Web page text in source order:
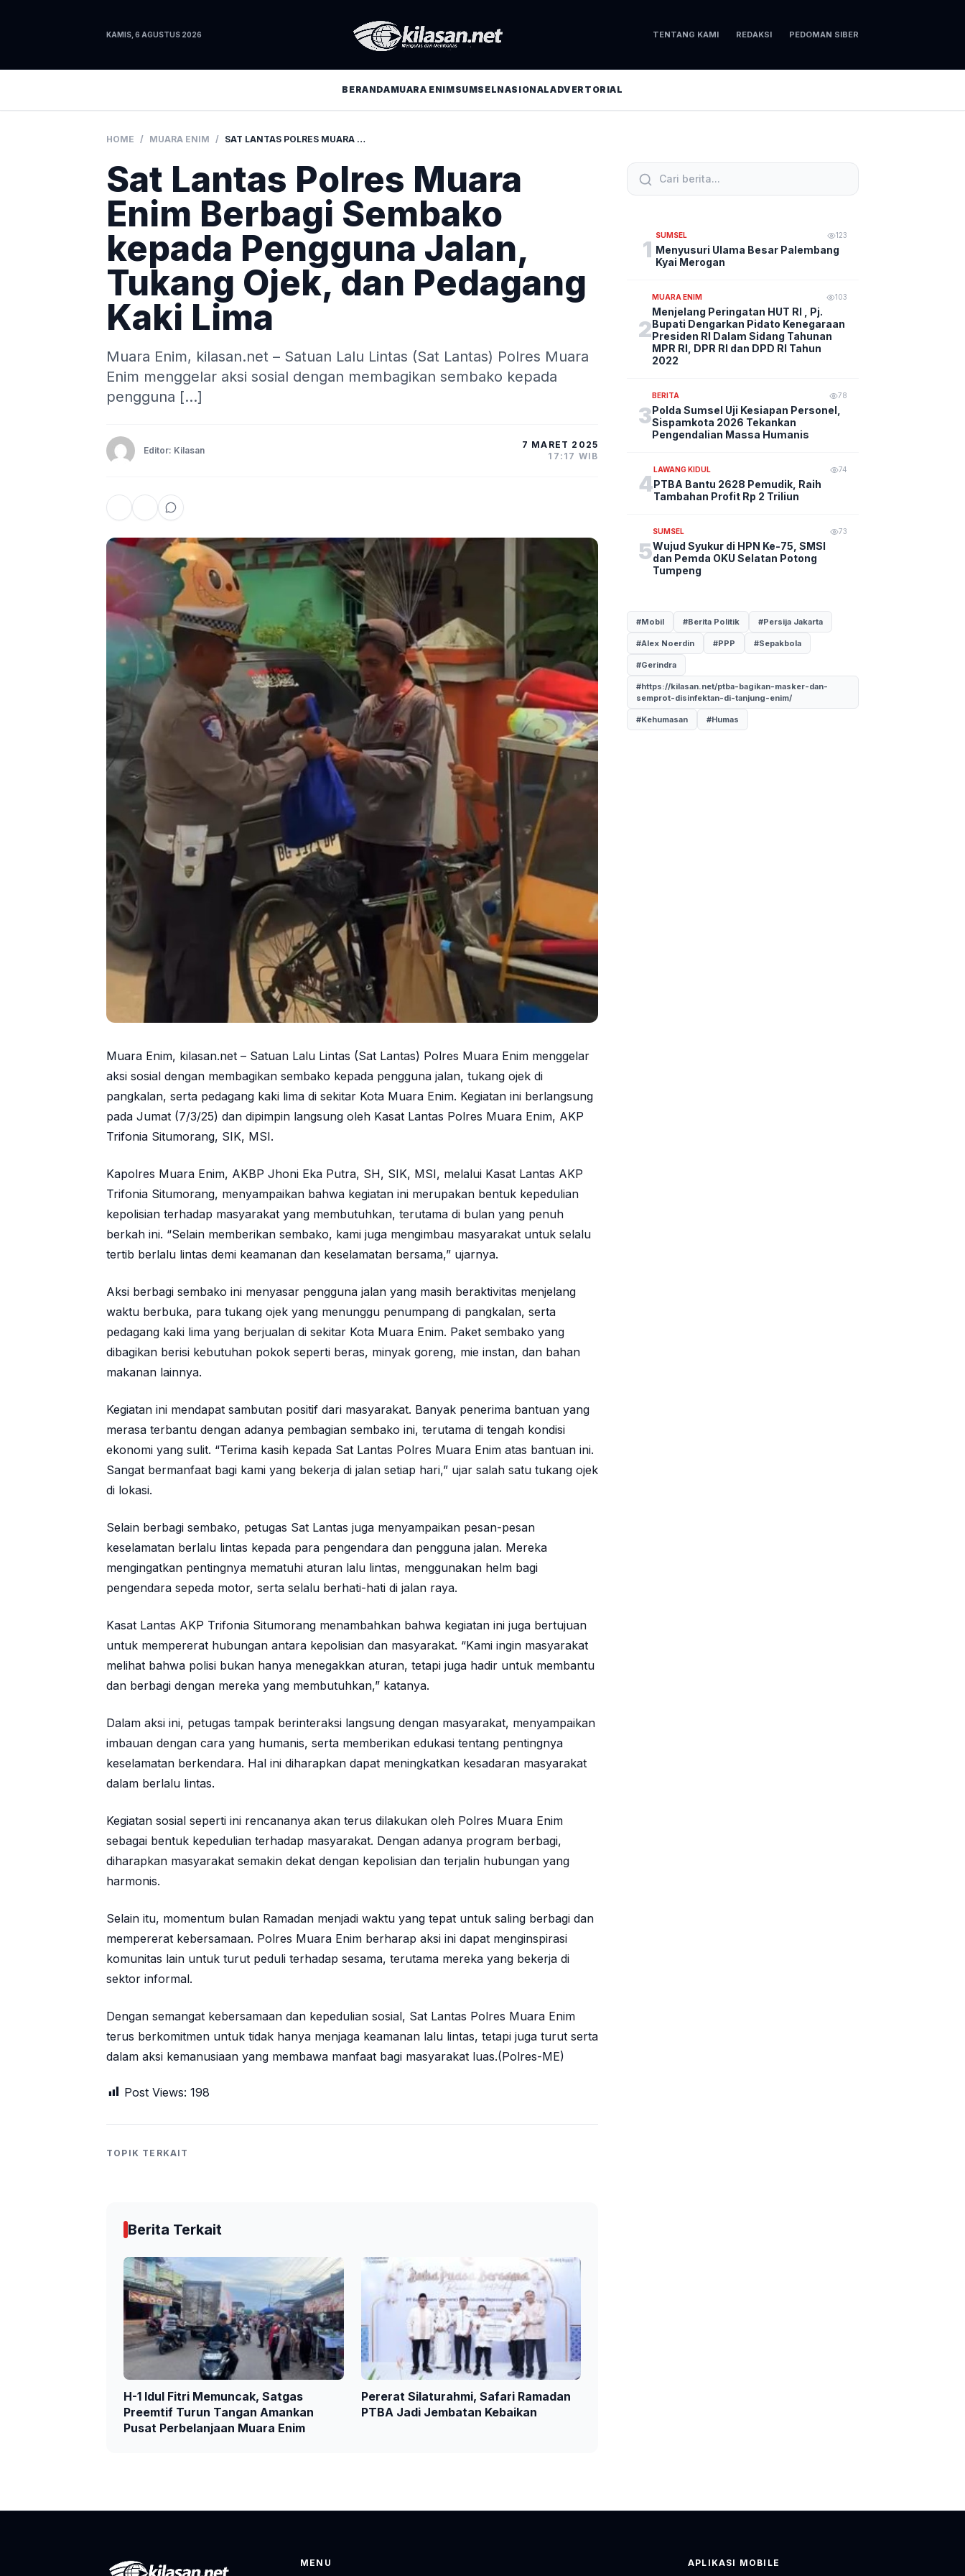
KAMIS, 6 AGUSTUS 2026 TENTANG KAMI REDAKSI PEDOMAN SIBER
BERANDAMUARA ENIMSUMSELNASIONALADVERTORIAL
HOME / MUARA ENIM / SAT LANTAS POLRES MUARA ENIM BERBAGI SEMBAKO KEPADA PENGGUNA JALAN, TUKANG OJEK, DAN PEDAGANG KAKI LIMA
Sat Lantas Polres Muara
Enim Berbagi Sembako
kepada Pengguna Jalan,
Tukang Ojek, dan Pedagang
Kaki Lima
Muara Enim, kilasan.net – Satuan Lalu Lintas (Sat Lantas) Polres Muara
Enim menggelar aksi sosial dengan membagikan sembako kepada
pengguna […]
Editor: Kilasan
7 MARET 2025
17:17 WIB
Muara Enim, kilasan.net – Satuan Lalu Lintas (Sat Lantas) Polres Muara Enim menggelar
aksi sosial dengan membagikan sembako kepada pengguna jalan, tukang ojek di
pangkalan, serta pedagang kaki lima di sekitar Kota Muara Enim. Kegiatan ini berlangsung
pada Jumat (7/3/25) dan dipimpin langsung oleh Kasat Lantas Polres Muara Enim, AKP
Trifonia Situmorang, SIK, MSI.
Kapolres Muara Enim, AKBP Jhoni Eka Putra, SH, SIK, MSI, melalui Kasat Lantas AKP
Trifonia Situmorang, menyampaikan bahwa kegiatan ini merupakan bentuk kepedulian
kepolisian terhadap masyarakat yang membutuhkan, terutama di bulan yang penuh
berkah ini. “Selain memberikan sembako, kami juga mengimbau masyarakat untuk selalu
tertib berlalu lintas demi keamanan dan keselamatan bersama,” ujarnya.
Aksi berbagi sembako ini menyasar pengguna jalan yang masih beraktivitas menjelang
waktu berbuka, para tukang ojek yang menunggu penumpang di pangkalan, serta
pedagang kaki lima yang berjualan di sekitar Kota Muara Enim. Paket sembako yang
dibagikan berisi kebutuhan pokok seperti beras, minyak goreng, mie instan, dan bahan
makanan lainnya.
Kegiatan ini mendapat sambutan positif dari masyarakat. Banyak penerima bantuan yang
merasa terbantu dengan adanya pembagian sembako ini, terutama di tengah kondisi
ekonomi yang sulit. “Terima kasih kepada Sat Lantas Polres Muara Enim atas bantuan ini.
Sangat bermanfaat bagi kami yang bekerja di jalan setiap hari,” ujar salah satu tukang ojek
di lokasi.
Selain berbagi sembako, petugas Sat Lantas juga menyampaikan pesan-pesan
keselamatan berlalu lintas kepada para pengendara dan pengguna jalan. Mereka
mengingatkan pentingnya mematuhi aturan lalu lintas, menggunakan helm bagi
pengendara sepeda motor, serta selalu berhati-hati di jalan raya.
Kasat Lantas AKP Trifonia Situmorang menambahkan bahwa kegiatan ini juga bertujuan
untuk mempererat hubungan antara kepolisian dan masyarakat. “Kami ingin masyarakat
melihat bahwa polisi bukan hanya menegakkan aturan, tetapi juga hadir untuk membantu
dan berbagi dengan mereka yang membutuhkan,” katanya.
Dalam aksi ini, petugas tampak berinteraksi langsung dengan masyarakat, menyampaikan
imbauan dengan cara yang humanis, serta memberikan edukasi tentang pentingnya
keselamatan berkendara. Hal ini diharapkan dapat meningkatkan kesadaran masyarakat
dalam berlalu lintas.
Kegiatan sosial seperti ini rencananya akan terus dilakukan oleh Polres Muara Enim
sebagai bentuk kepedulian terhadap masyarakat. Dengan adanya program berbagi,
diharapkan masyarakat semakin dekat dengan kepolisian dan terjalin hubungan yang
harmonis.
Selain itu, momentum bulan Ramadan menjadi waktu yang tepat untuk saling berbagi dan
mempererat kebersamaan. Polres Muara Enim berharap aksi ini dapat menginspirasi
komunitas lain untuk turut peduli terhadap sesama, terutama mereka yang bekerja di
sektor informal.
Dengan semangat kebersamaan dan kepedulian sosial, Sat Lantas Polres Muara Enim
terus berkomitmen untuk tidak hanya menjaga keamanan lalu lintas, tetapi juga turut serta
dalam aksi kemanusiaan yang membawa manfaat bagi masyarakat luas.(Polres-ME)
Post Views: 198
TOPIK TERKAIT
Berita Terkait
H-1 Idul Fitri Memuncak, Satgas
Preemtif Turun Tangan Amankan
Pusat Perbelanjaan Muara Enim
Pererat Silaturahmi, Safari Ramadan
PTBA Jadi Jembatan Kebaikan
1
SUMSEL 123
Menyusuri Ulama Besar Palembang
Kyai Merogan
2
MUARA ENIM 103
Menjelang Peringatan HUT RI , Pj.
Bupati Dengarkan Pidato Kenegaraan
Presiden RI Dalam Sidang Tahunan
MPR RI, DPR RI dan DPD RI Tahun
2022
3
BERITA 78
Polda Sumsel Uji Kesiapan Personel,
Sispamkota 2026 Tekankan
Pengendalian Massa Humanis
4
LAWANG KIDUL 74
PTBA Bantu 2628 Pemudik, Raih
Tambahan Profit Rp 2 Triliun
5
SUMSEL 73
Wujud Syukur di HPN Ke-75, SMSI
dan Pemda OKU Selatan Potong
Tumpeng
#Mobil #Berita Politik #Persija Jakarta
#Alex Noerdin #PPP #Sepakbola
#Gerindra
#https://kilasan.net/ptba-bagikan-masker-dan-
semprot-disinfektan-di-tanjung-enim/
#Kehumasan #Humas
MENU APLIKASI MOBILE